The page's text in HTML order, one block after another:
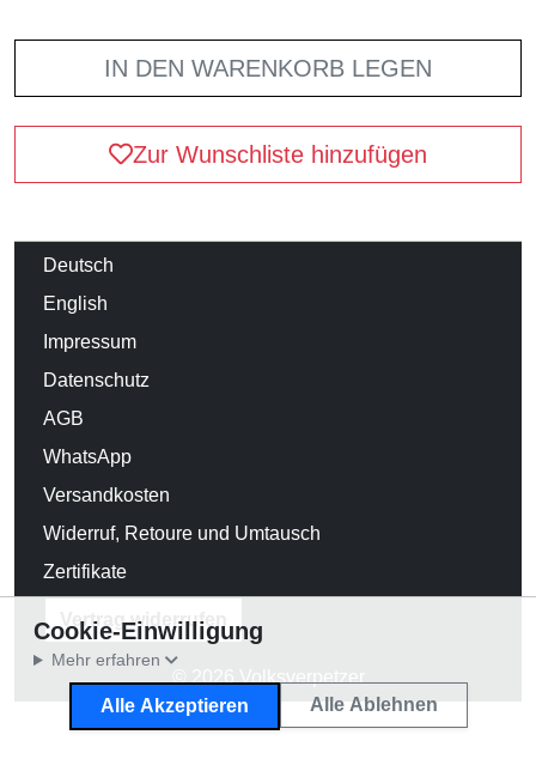
IN DEN WARENKORB LEGEN
Zur Wunschliste hinzufügen
Deutsch
English
Impressum
Datenschutz
AGB
WhatsApp
Versandkosten
Widerruf, Retoure und Umtausch
Zertifikate
Vertrag widerrufen
© 2026 Volksverpetzer
Cookie-Einwilligung
Mehr erfahren
Alle Akzeptieren Alle Ablehnen